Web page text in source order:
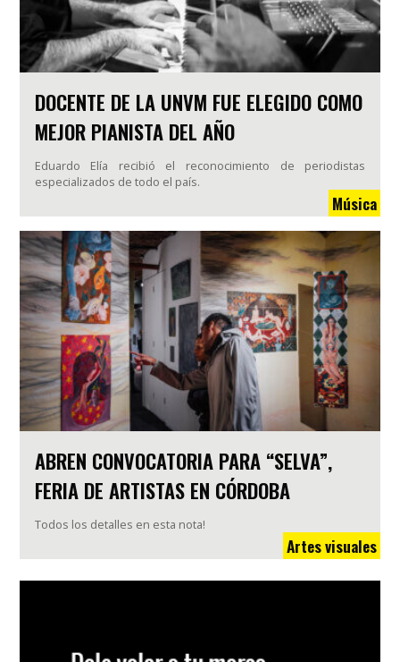
DOCENTE DE LA UNVM FUE ELEGIDO COMO
MEJOR PIANISTA DEL AÑO
Eduardo Elía recibió el reconocimiento de periodistas
especializados de todo el país.
Música
ABREN CONVOCATORIA PARA “SELVA”,
FERIA DE ARTISTAS EN CÓRDOBA
Todos los detalles en esta nota!
Artes visuales